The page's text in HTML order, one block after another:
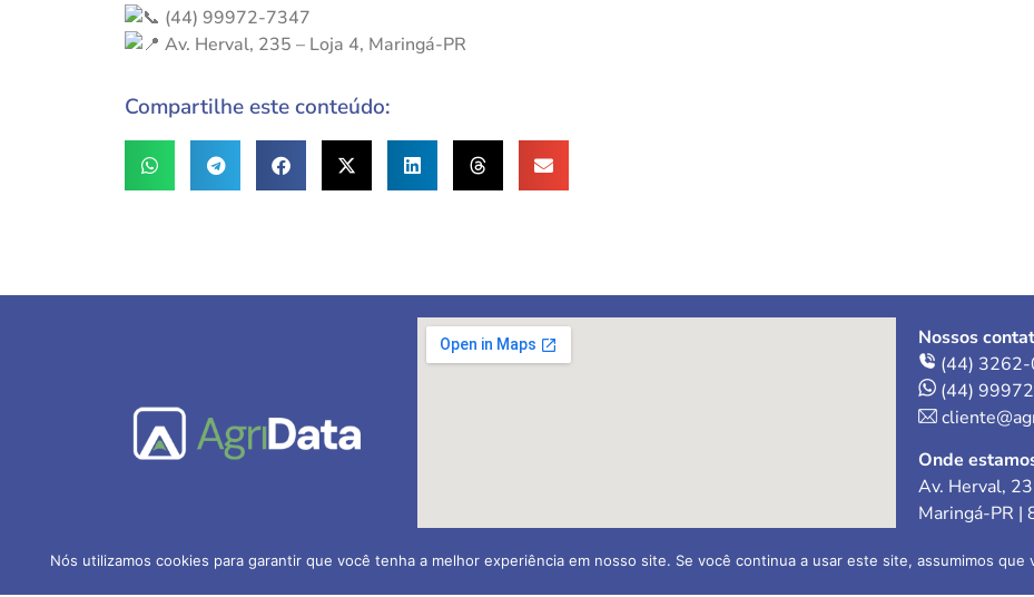
(44) 99972-7347
Av. Herval, 235 – Loja 4, Maringá-PR
Compartilhe este conteúdo:
Nossos
(44)
(44)
Onde
Av. Herval,
Maringá-PR
Nós utilizamos cookies para garantir que você tenha a melhor experiência em nosso site. Se você continua a usar este site, assumimos que